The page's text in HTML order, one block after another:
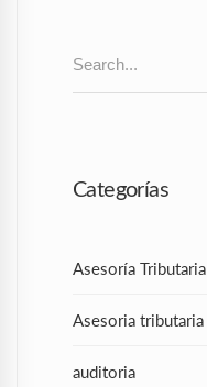
for:
Categorías
Asesoría Tributaria
Asesoria tributaria
auditoria